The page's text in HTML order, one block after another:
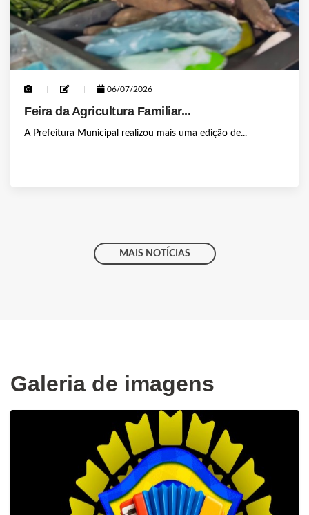
06/07/2026
Feira da Agricultura Familiar...
A Prefeitura Municipal realizou mais uma edição de...
MAIS NOTÍCIAS
Galeria de imagens